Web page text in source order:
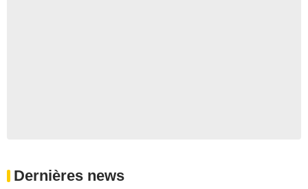
Dernières news